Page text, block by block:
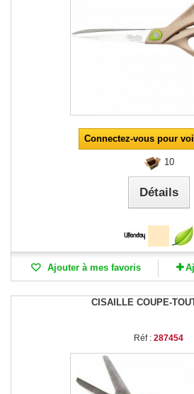
Connectez-vous pour
10
Détails
Ajouter à mes favoris
CISAILLE COUPE-
Réf : 287454